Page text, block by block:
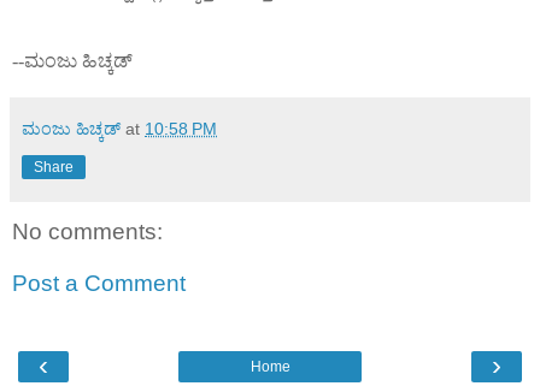
--ಮಂಜು ಹಿಚ್ಕಡ್
ಮಂಜು ಹಿಚ್ಕಡ್ at 10:58 PM
Share
No comments:
Post a Comment
‹ ›
Home